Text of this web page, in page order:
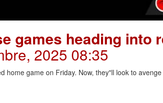
games heading into
2025 08:35
home game on Friday. Now, they"ll look to